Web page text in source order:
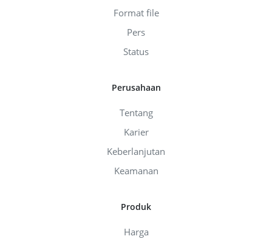
Format file
Pers
Status
Perusahaan
Tentang
Karier
Keberlanjutan
Keamanan
Produk
Harga